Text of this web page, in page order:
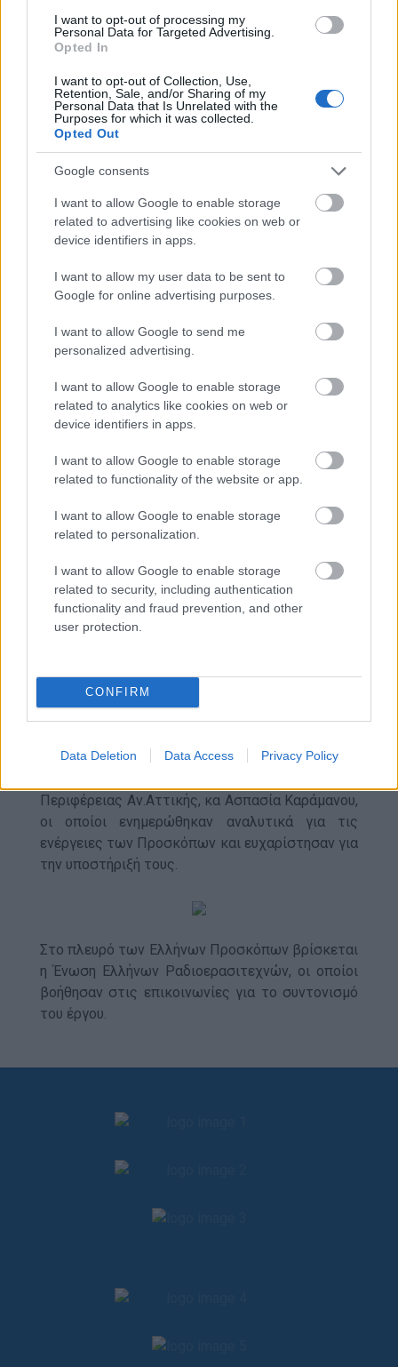
I want to opt-out of processing my
Personal Data for Targeted Advertising.
Opted In
I want to opt-out of Collection, Use,
Retention, Sale, and/or Sharing of my
Personal Data that Is Unrelated with the
Purposes for which it was collected.
Opted Out
Google consents
I want to allow Google to enable storage
related to advertising like cookies on web or
device identifiers in apps.
I want to allow my user data to be sent to
Google for online advertising purposes.
I want to allow Google to send me
personalized advertising.
I want to allow Google to enable storage
related to analytics like cookies on web or
device identifiers in apps.
I want to allow Google to enable storage
related to functionality of the website or app.
I want to allow Google to enable storage
related to personalization.
I want to allow Google to enable storage
related to security, including authentication
functionality and fraud prevention, and other
user protection.
CONFIRM
Data Deletion Data Access Privacy Policy
γραφείο συντονισμού τους, στις εγκαταστάσεις
της Δημοτικής Κοινότητας Καπανδριτίου του
Δήμου Ωρωπού. Σε συνεργασία με ιδιωτικές
εταιρίες, στρατηγικούς συνεργάτες και
λαμβάνοντας δωρεές -προσφορές μελών της
Προσκοπικής Κίνησης συγκέντρωσαν μεγάλες
ποσότητες εμφιαλωμένου νερού και υλικών για
Πολιτική Προστασία και την Διοικητική Μέριμνα
της Πυροσβεστικής Υπηρεσίας, μοίρασαν πάνω
από 950 μπουκάλια νερό, 600 σάντουιτς και
μπισκότα στις δυνάμεις πυρόσβεσης στην
Ο Γενικός Έφορος των Ελλήνων Προσκόπων,
Ζαχαρίας Αντωνιάδης, δήλωσε σχετικά: «Μερικά
χρόνια μετά τις καταστροφικές πυρκαγιές στην
Πάρνηθα, ο Νομός Αττικής δοκιμάζεται και πάλι.
άνθρωπο σε κάθε περίσταση, κινητοποιηθήκαμε
και βρεθήκαμε στη πρώτη γραμμή για να κάνουμε
πυροσβεστικών δυνάμεων οι οποίες εδώ και
μέρες αδιάκοπα προσπαθούν να θέσουν τη
φωτιά υπό έλεγχο. Θα συνεχίσουμε να είμαστε
δίπλα τους μέχρι να σβήσει και το τελευταίο
μέτωπο».
Το γραφείο συντονισμού των Ελλήνων
Τομέα Αθηνών, κος Γιώργος Καραμέρος και η
Περιφέρειας Αν.Αττικής, κα Ασπασία Καράμανου,
οι οποίοι ενημερώθηκαν αναλυτικά για τις
ενέργειες των Προσκόπων και ευχαρίστησαν για
την υποστήριξή τους.
Στο πλευρό των Ελλήνων Προσκόπων βρίσκεται
η Ένωση Ελλήνων Ραδιοερασιτεχνών, οι οποίοι
βοήθησαν στις επικοινωνίες για το συντονισμό
του έργου.